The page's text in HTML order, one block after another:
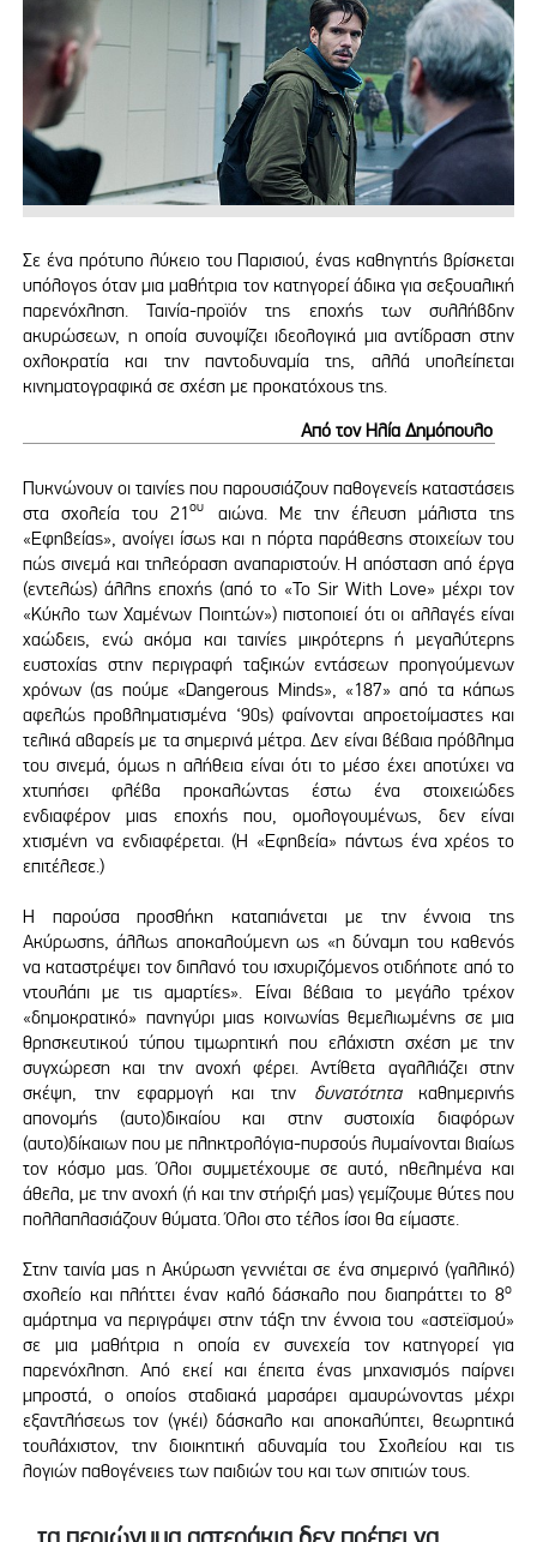
Σε ένα πρότυπο λύκειο του Παρισιού, ένας καθηγητής βρίσκεται
υπόλογος όταν μια μαθήτρια τον κατηγορεί άδικα για σεξουαλική
παρενόχληση. Ταινία-προϊόν της εποχής των συλλήβδην
ακυρώσεων, η οποία συνοψίζει ιδεολογικά μια αντίδραση στην
οχλοκρατία και την παντοδυναμία της, αλλά υπολείπεται
κινηματογραφικά σε σχέση με προκατόχους της.
Από τον Ηλία Δημόπουλο
Πυκνώνουν οι ταινίες που παρουσιάζουν παθογενείς καταστάσεις
στα σχολεία του 21ου
αιώνα. Με την έλευση μάλιστα της
«Εφηβείας», ανοίγει ίσως και η πόρτα παράθεσης στοιχείων του
πώς σινεμά και τηλεόραση αναπαριστούν. Η απόσταση από έργα
(εντελώς) άλλης εποχής (από το «To Sir With Love» μέχρι τον
«Κύκλο των Χαμένων Ποιητών») πιστοποιεί ότι οι αλλαγές είναι
χαώδεις, ενώ ακόμα και ταινίες μικρότερης ή μεγαλύτερης
ευστοχίας στην περιγραφή ταξικών εντάσεων προηγούμενων
χρόνων (ας πούμε «Dangerous Minds», «187» από τα κάπως
αφελώς προβληματισμένα ‘90ς) φαίνονται απροετοίμαστες και
τελικά αβαρείς με τα σημερινά μέτρα. Δεν είναι βέβαια πρόβλημα
του σινεμά, όμως η αλήθεια είναι ότι το μέσο έχει αποτύχει να
χτυπήσει φλέβα προκαλώντας έστω ένα στοιχειώδες
ενδιαφέρον μιας εποχής που, ομολογουμένως, δεν είναι
χτισμένη να ενδιαφέρεται. (Η «Εφηβεία» πάντως ένα χρέος το
επιτέλεσε.)
Η παρούσα προσθήκη καταπιάνεται με την έννοια της
Ακύρωσης, άλλως αποκαλούμενη ως «η δύναμη του καθενός
να καταστρέψει τον διπλανό του ισχυριζόμενος οτιδήποτε από το
ντουλάπι με τις αμαρτίες». Είναι βέβαια το μεγάλο τρέχον
«δημοκρατικό» πανηγύρι μιας κοινωνίας θεμελιωμένης σε μια
θρησκευτικού τύπου τιμωρητική που ελάχιστη σχέση με την
συγχώρεση και την ανοχή φέρει. Αντίθετα αγαλλιάζει στην
σκέψη, την εφαρμογή και την δυνατότητακαθημερινής
απονομής (αυτο)δικαίου και στην συστοιχία διαφόρων
(αυτο)δίκαιων που με πληκτρολόγια-πυρσούς λυμαίνονται βιαίως
τον κόσμο μας. Όλοι συμμετέχουμε σε αυτό, ηθελημένα και
άθελα, με την ανοχή (ή και την στήριξή μας) γεμίζουμε θύτες που
πολλαπλασιάζουν θύματα. Όλοι στο τέλος ίσοι θα είμαστε.
Στην ταινία μας η Ακύρωση γεννιέται σε ένα σημερινό (γαλλικό)
σχολείο και πλήττει έναν καλό δάσκαλο που διαπράττει το 8ο
αμάρτημα να περιγράψει στην τάξη την έννοια του «αστεϊσμού»
σε μια μαθήτρια η οποία εν συνεχεία τον κατηγορεί για
παρενόχληση. Από εκεί και έπειτα ένας μηχανισμός παίρνει
μπροστά, ο οποίος σταδιακά μαρσάρει αμαυρώνοντας μέχρι
εξαντλήσεως τον (γκέι) δάσκαλο και αποκαλύπτει, θεωρητικά
τουλάχιστον, την διοικητική αδυναμία του Σχολείου και τις
λογιών παθογένειες των παιδιών του και των σπιτιών τους.